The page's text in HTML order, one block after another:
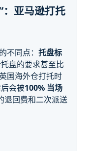
：亚马逊打托
不同点： 托盘标
盘的要求甚至比
国海外仓打托时
会被100% 当场
退回费和二次派送